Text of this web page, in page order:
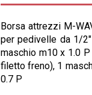
Borsa attrezzi M-
per pedivelle da 1/
maschio m10 x 1.0
filetto freno), 1
0.7 P